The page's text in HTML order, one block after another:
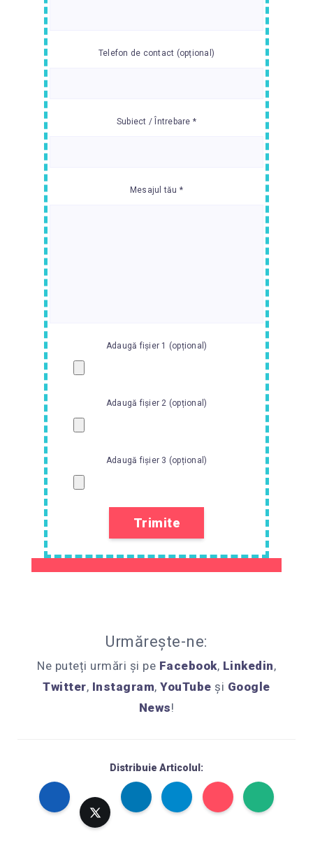
Telefon de contact (opțional)
Subiect / Întrebare *
Mesajul tău *
Adaugă fișier 1 (opțional)
Adaugă fișier 2 (opțional)
Adaugă fișier 3 (opțional)
Urmărește-ne:
Ne puteți urmări și pe Facebook, Linkedin,
Twitter, Instagram,YouTube și Google
News!
Distribuie Articolul: